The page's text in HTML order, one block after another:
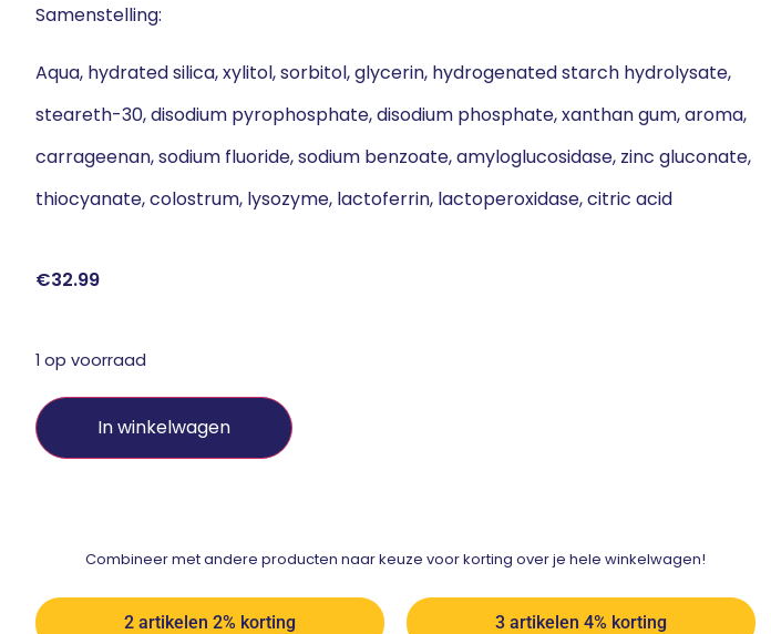
Samenstelling:
Aqua, hydrated silica, xylitol, sorbitol, glycerin, hydrogenated starch hydrolysate,
steareth-30, disodium pyrophosphate, disodium phosphate, xanthan gum, aroma,
carrageenan, sodium fluoride, sodium benzoate, amyloglucosidase, zinc gluconate,
thiocyanate, colostrum, lysozyme, lactoferrin, lactoperoxidase, citric acid
€32.99
1 op voorraad
In winkelwagen
Combineer met andere producten naar keuze voor korting over je hele winkelwagen!
2 artikelen 2% korting 3 artikelen 4% korting